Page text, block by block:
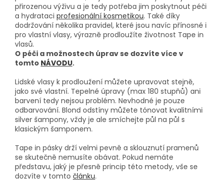
přirozenou výživu a je tedy potřeba jim poskytnout péči
a hydrataci profesionální kosmetikou. Také díky
dodržování několika pravidel, které jsou navíc přínosné i
pro vlastní vlasy, výrazně prodloužíte životnost Tape in
vlasů.
O péči a možnostech úprav se dozvíte více v
tomto NÁVODU.
Lidské vlasy k prodloužení můžete upravovat stejně,
jako své vlastní. Tepelné úpravy (max 180 stupňů) ani
barvení tedy nejsou problém. Nevhodné je pouze
odbarvování. Blond odstíny můžete tónovat kvalitními
silver šampony, vždy je ale smíchejte půl na půl s
klasickým šamponem.
Tape in pásky drží velmi pevně a sklouznutí pramenů
se skutečně nemusíte obávat. Pokud nemáte
představu, jaký je přesně princip této metody, vše se
dozvíte v tomto článku.